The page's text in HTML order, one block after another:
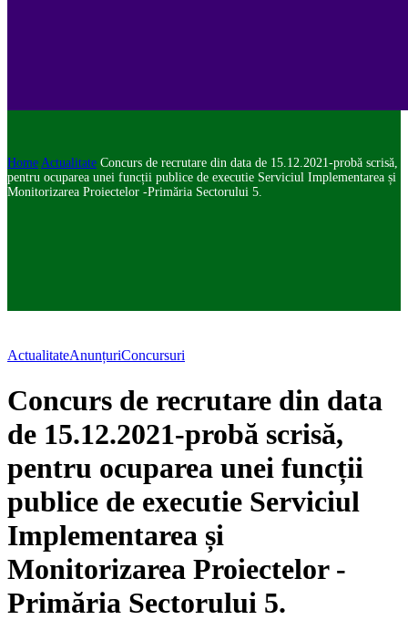
Home Actualitate Concurs de recrutare din data de 15.12.2021-probă scrisă,
pentru ocuparea unei funcții publice de executie Serviciul Implementarea și
Monitorizarea Proiectelor -Primăria Sectorului 5.
ActualitateAnunțuriConcursuri
Concurs de recrutare din data
de 15.12.2021-probă scrisă,
pentru ocuparea unei funcții
publice de executie Serviciul
Implementarea și
Monitorizarea Proiectelor -
Primăria Sectorului 5.